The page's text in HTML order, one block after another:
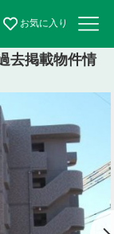
お気に入り
去掲載物件情